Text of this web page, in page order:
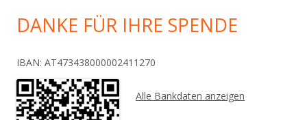
DANKE FÜR IHRE SPENDE
IBAN: AT473438000002411270
Alle Bankdaten anzeigen